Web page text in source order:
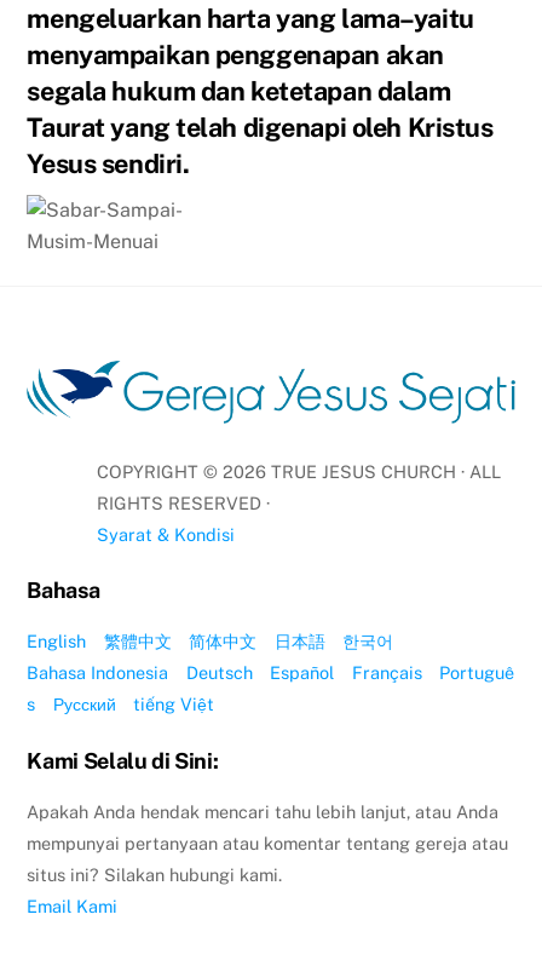
mengeluarkan harta yang lama–yaitu
menyampaikan penggenapan akan
segala hukum dan ketetapan dalam
Taurat yang telah digenapi oleh Kristus
Yesus sendiri.
COPYRIGHT © 2026 TRUE JESUS CHURCH · ALL
RIGHTS RESERVED ·
Syarat & Kondisi
Bahasa
English 繁體中文 简体中文 日本語
한국어
Bahasa Indonesia
Deutsch Español Français
Portuguê
s
Русский tiếng Việt
Kami Selalu di Sini:
Apakah Anda hendak mencari tahu lebih lanjut, atau Anda
mempunyai pertanyaan atau komentar tentang gereja atau
situs ini? Silakan hubungi kami.
Email Kami